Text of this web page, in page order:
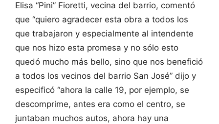
Elisa “Pini” Fioretti, vecina del barrio, comentó
que “quiero agradecer esta obra a todos los
que trabajaron y especialmente al intendente
que nos hizo esta promesa y no sólo esto
quedó mucho más bello, sino que nos benefició
a todos los vecinos del barrio San José” dijo y
especificó “ahora la calle 19, por ejemplo, se
descomprime, antes era como el centro, se
juntaban muchos autos, ahora hay una